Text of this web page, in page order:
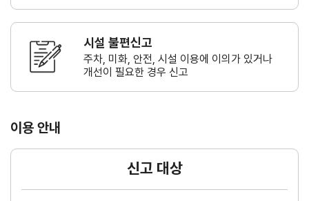
시설 불편신고
주차, 미화, 안전, 시설 이용에 이의가 있거나
개선이 필요한 경우 신고
이용 안내
신고 대상